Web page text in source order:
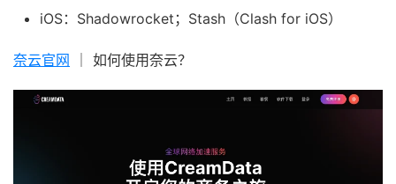
iOS：Shadowrocket；Stash（Clash for iOS）
奈云官网 ｜ 如何使用奈云？